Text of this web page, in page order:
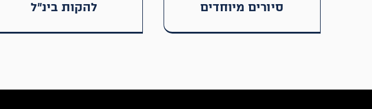
סיורים מיוחדים להקות בינ"ל